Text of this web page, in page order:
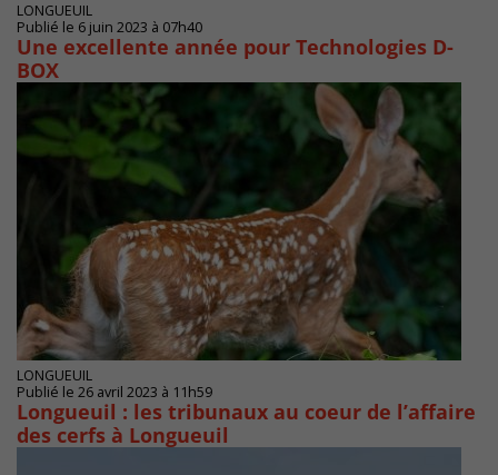
LONGUEUIL
Publié le 6 juin 2023 à 07h40
Une excellente année pour Technologies D-
BOX
LONGUEUIL
Publié le 26 avril 2023 à 11h59
Longueuil : les tribunaux au coeur de l’affaire
des cerfs à Longueuil